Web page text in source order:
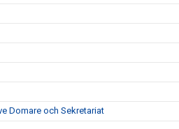
Domare och Sekretariat